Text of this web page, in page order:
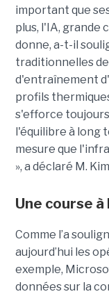
important que
plus, l'IA, grande
donne, a-t-il
traditionnelles
d'entraînement
profils
s'efforce
l'équilibre à long
mesure que
», a déclaré M.
Une course
Comme l’a
aujourd’hui les
exemple,
données sur la